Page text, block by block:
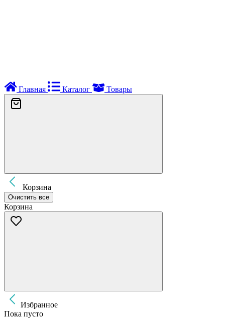
Главная Каталог Товары
Корзина
Очистить все
Корзина
Избранное
Пока пусто